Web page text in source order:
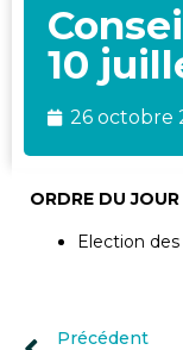
10
26 octobre
ORDRE DU JOUR
Election
Précédent